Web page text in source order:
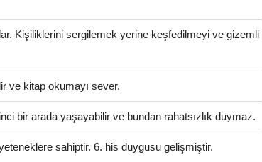
Kişiliklerini sergilemek yerine keşfedilmeyi ve gizemli
ve kitap okumayı sever.
bir arada yaşayabilir ve bundan rahatsızlık duymaz.
sahiptir. 6. his duygusu gelişmiştir.